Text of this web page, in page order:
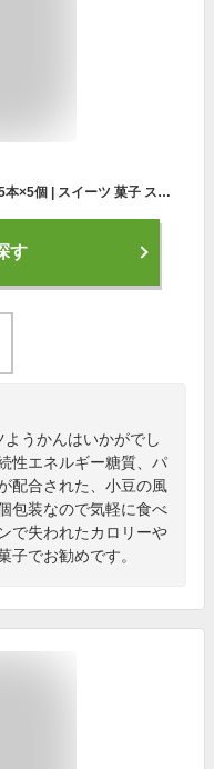
井村屋 5本入りスポーツようかん あずき 5本×5個 | スイーツ 菓子 スティック ミニスポーツ ようかん 栄養補給 ようかん スマイルスプーン 送料無料 スポーツシーン 運動時 羊羹 おやつ エネルギー補給 和菓子
す
うかんはいかがでし
性エネルギー糖質、パ
配合された、小豆の風
包装なので気軽に食べ
で失われたカロリーや
子でお勧めです。